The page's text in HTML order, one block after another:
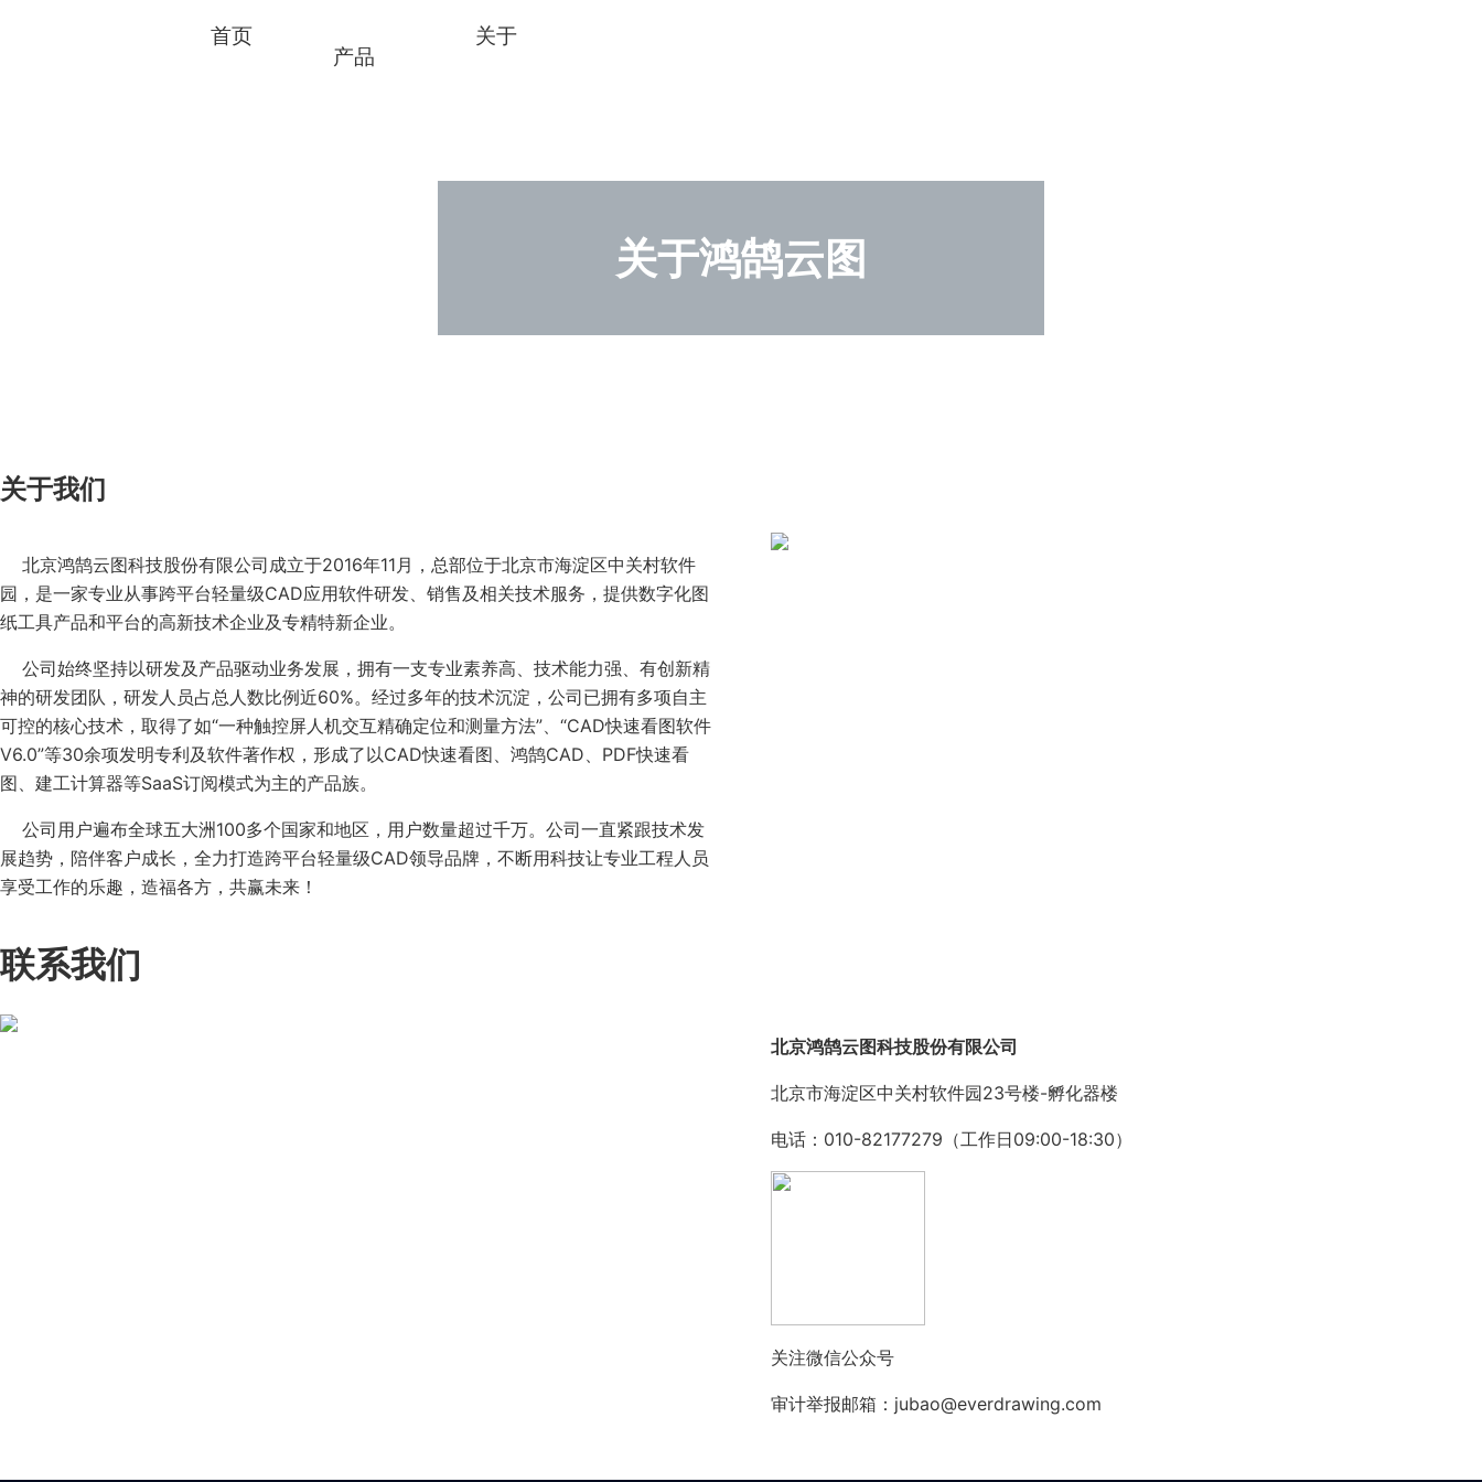
首页
产品
关于
关于鸿鹄云图
关于我们
北京鸿鹄云图科技股份有限公司成立于2016年11月，总部位于北京市海淀区中关村软件
园，是一家专业从事跨平台轻量级CAD应用软件研发、销售及相关技术服务，提供数字化图
纸工具产品和平台的高新技术企业及专精特新企业。
公司始终坚持以研发及产品驱动业务发展，拥有一支专业素养高、技术能力强、有创新精
神的研发团队，研发人员占总人数比例近60%。经过多年的技术沉淀，公司已拥有多项自主
可控的核心技术，取得了如“一种触控屏人机交互精确定位和测量方法”、“CAD快速看图软件
V6.0”等30余项发明专利及软件著作权，形成了以CAD快速看图、鸿鹄CAD、PDF快速看
图、建工计算器等SaaS订阅模式为主的产品族。
公司用户遍布全球五大洲100多个国家和地区，用户数量超过千万。公司一直紧跟技术发
展趋势，陪伴客户成长，全力打造跨平台轻量级CAD领导品牌，不断用科技让专业工程人员
享受工作的乐趣，造福各方，共赢未来！
联系我们
北京鸿鹄云图科技股份有限公司
北京市海淀区中关村软件园23号楼-孵化器楼
电话：010-82177279（工作日09:00-18:30）
关注微信公众号
审计举报邮箱：jubao@everdrawing.com